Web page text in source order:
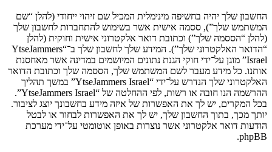
החשבון שלך יהיה בחשיפה מינימלית המכיל שם זיהוי ייחודי (להלן “שם
המשתמש שלך”), ססמה אישית אשר בשימוש להתחברות לחשבון שלך
(להלן “הססמה שלך”) וכתובת דואר אלקטרוני אישית וחוקית (להלן
“הדואר האלקטרוני שלך”). המידע שלך לחשבון שלך ב־“YtseJammers
Israel” מוגן על־ידי חוקי הגנת נתונים המיושמים במדינה אשר מאחסנת
אותנו. כל מידע מעבר לשם המשתמש שלך, הססמה שלך וכתובת הדואר
האלקטרוני שלך הנדרש על־ידי “YtseJammers Israel” במשך תהליך
ההרשמה הנו חובה או רשות, לפי ההחלטה של “YtseJammers Israel”.
בכל המקרים, יש לך את האפשרות של איזה מידע בחשבונך יוצג לציבור.
יותך מכך, בתוך החשבון שלך, יש לך את האפשרות לבחור או לבטל
הודעות דואר אלקטרוני אשר נוצרות באופן אוטומטי על־ידי מערכת
phpBB.